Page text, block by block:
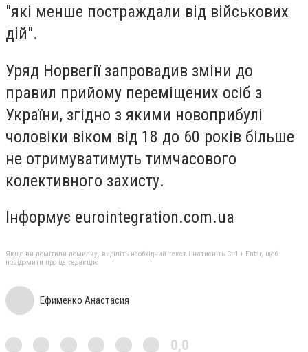
"які менше постраждали від військових
дій".
Уряд Норвегії запровадив зміни до
правил прийому переміщених осіб з
України, згідно з якими новоприбулі
чоловіки віком від 18 до 60 років більше
не отримуватимуть тимчасового
колективного захисту.
Інформує eurointegration.com.ua
Якщо ви помітили помилку, виділіть необхідний текст і натисніть Ctrl + Enter, щоб
повідомити про це редакцію
Ефименко Анастасия
0,0